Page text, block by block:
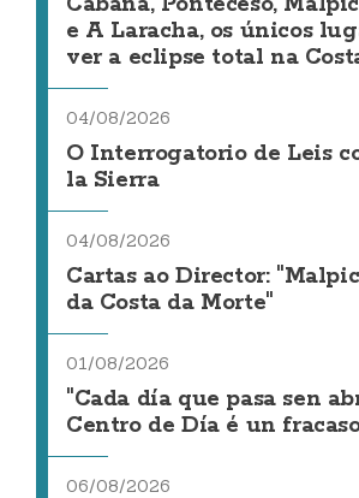
e A Laracha, os únicos
ver a eclipse total na
04/08/2026
O Interrogatorio de Leis
la Sierra
04/08/2026
Cartas ao Director:
da Costa da Morte"
01/08/2026
"Cada día que pasa sen
Centro de Día é un
06/08/2026